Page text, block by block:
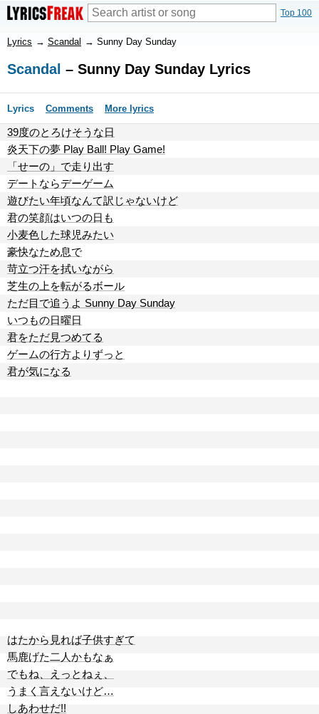
Top 100
Lyrics → Scandal → Sunny Day Sunday
Scandal – Sunny Day Sunday Lyrics
Lyrics Comments More lyrics
39度のとろけそうな日
炎天下の夢 Play Ball! Play Game!
「せーの」で走り出す
デートならデーゲーム
遊びたい年頃なんて訳じゃないけど
君の笑顔はいつの日も
小麦色した球児みたい
豪快なため息で
苛立つ汗を拭いながら
芝生の上を転がるボール
ただ目で追うよ Sunny Day Sunday
いつもの日曜日
君をただ見つめてる
ゲームの行方よりずっと
君が気になる
はたから見れば子供すぎて
馬鹿げた二人かもなぁ
でもね、えっとねぇ、
うまく言えないけど…
しあわせだ!!